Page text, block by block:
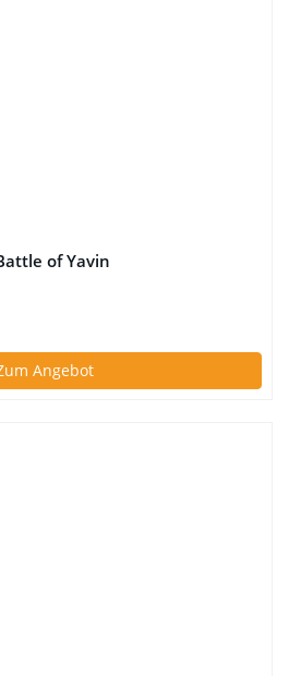
of Yavin
Angebot